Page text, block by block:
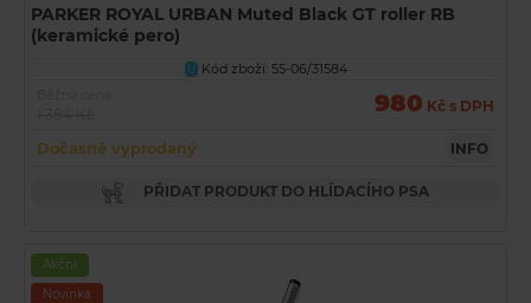
PARKER ROYAL URBAN Muted Black GT roller RB
(keramické pero)
U Kód zboží: 55-06/31584
980 Kč s DPH
Dočasně vyprodaný INFO
PŘIDAT PRODUKT DO HLÍDACÍHO PSA
Akční
Novinka